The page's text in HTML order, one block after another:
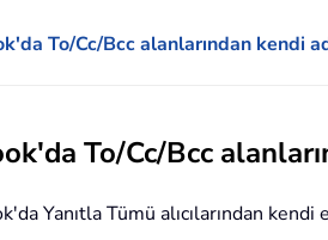
To/Cc/Bcc alanlarından kendi
To/Cc/Bcc
Yanıtla Tümü alıcılarından